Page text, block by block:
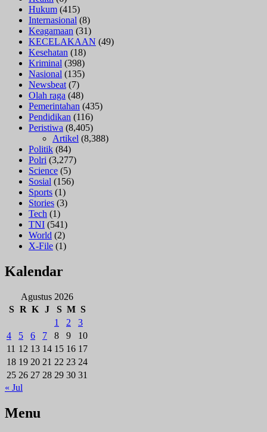
Hukum (415)
Internasional (8)
Keagamaan (31)
KECELAKAAN (49)
Kesehatan (18)
Kriminal (398)
Nasional (135)
Newsbeat (7)
Olah raga (48)
Pemerintahan (435)
Pendidikan (116)
Peristiwa (8,405)
Artikel (8,388)
Politik (84)
Polri (3,277)
Science (5)
Sosial (156)
Sports (1)
Stories (3)
Tech (1)
TNI (541)
World (2)
X-File (1)
Kalendar
Agustus 2026
S R K J S M S
1
2
3
4
5 6 7 8 9
10
11 12 13 14 15 16 17
18 19 20 21 22 23 24
25 26 27 28 29 30 31
« Jul
Menu